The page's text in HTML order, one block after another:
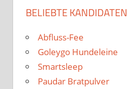
BELIEBTE KANDIDATEN
Abfluss-Fee
Goleygo Hundeleine
Smartsleep
Paudar Bratpulver